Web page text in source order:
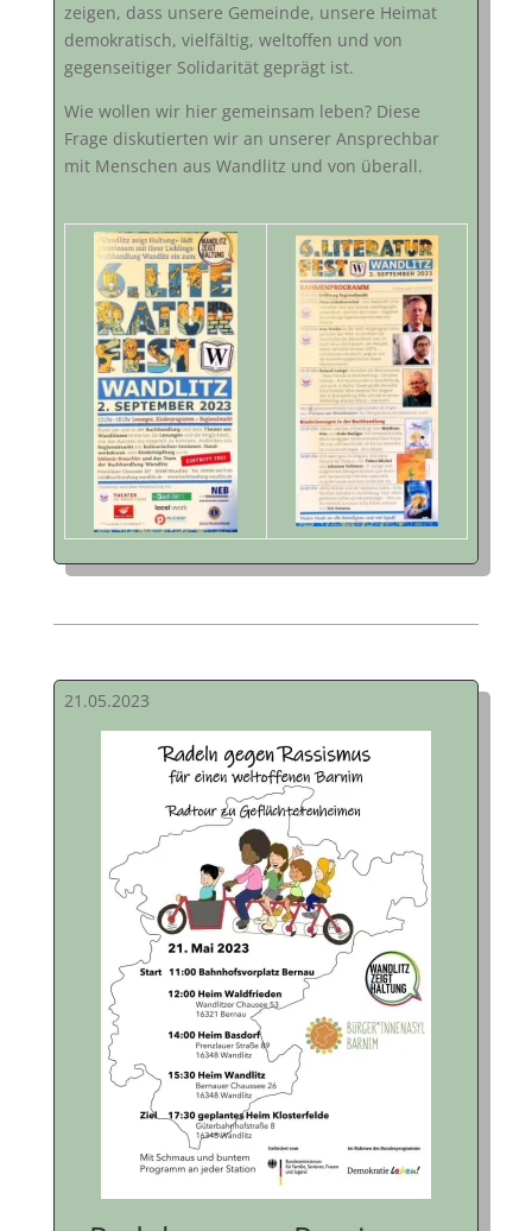
zeigen, dass unsere Gemeinde, unsere Heimat
demokratisch, vielfältig, weltoffen und von
gegenseitiger Solidarität geprägt ist.
Wie wollen wir hier gemeinsam leben? Diese
Frage diskutierten wir an unserer Ansprechbar
mit Menschen aus Wandlitz und von überall.
21.05.2023